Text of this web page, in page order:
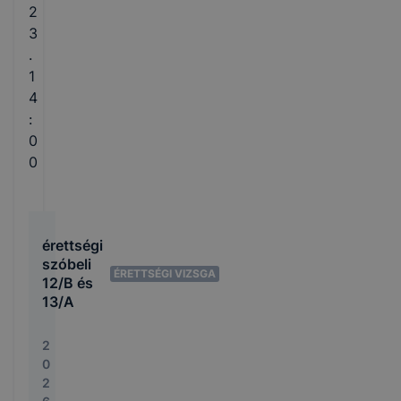
2
3
.
1
4
:
0
0
érettségi
szóbeli
12/B és
13/A
ÉRETTSÉGI VIZSGA
2
0
2